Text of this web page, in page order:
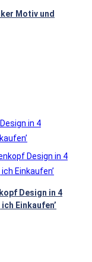
Motiv und
Design in 4
Einkaufen’